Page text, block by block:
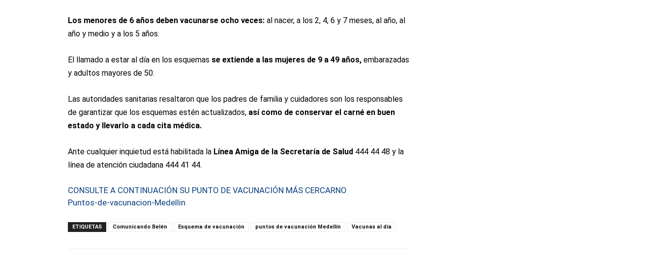
Los menores de 6 años deben vacunarse ocho veces: al nacer, a los 2, 4, 6 y 7 meses, al año, al
año y medio y a los 5 años.
El llamado a estar al día en los esquemas se extiende a las mujeres de 9 a 49 años, embarazadas
y adultos mayores de 50.
Las autoridades sanitarias resaltaron que los padres de familia y cuidadores son los responsables
de garantizar que los esquemas estén actualizados, así como de conservar el carné en buen
estado y llevarlo a cada cita médica.
Ante cualquier inquietud está habilitada la Línea Amiga de la Secretaría de Salud 444 44 48 y la
línea de atención ciudadana 444 41 44.
CONSULTE A CONTINUACIÓN SU PUNTO DE VACUNACIÓN MÁS CERCARNO
Puntos-de-vacunacion-Medellin
ETIQUETAS Comunicando Belén Esquema de vacunación puntos de vacunación Medellín Vacunas al día